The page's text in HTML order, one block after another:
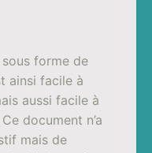
forme de
ainsi facile à
aussi facile à
document n’a
mais de